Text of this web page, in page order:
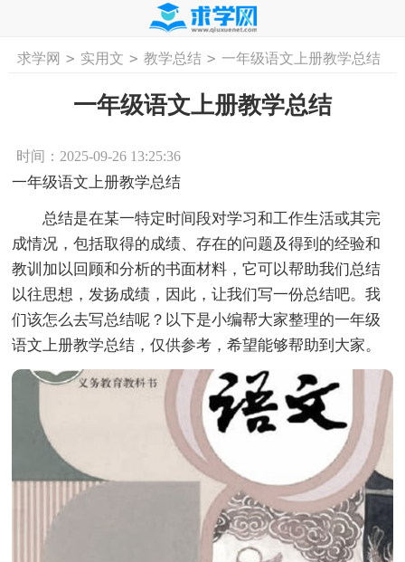
首页 工作计划 活动计划 学习计划
求学网 > 实用文 > 教学总结 > 一年级语文上册教学总结
一年级语文上册教学总结
时间：2025-09-26 13:25:36
一年级语文上册教学总结
总结是在某一特定时间段对学习和工作生活或其完
成情况，包括取得的成绩、存在的问题及得到的经验和
教训加以回顾和分析的书面材料，它可以帮助我们总结
以往思想，发扬成绩，因此，让我们写一份总结吧。我
们该怎么去写总结呢？以下是小编帮大家整理的一年级
语文上册教学总结，仅供参考，希望能够帮助到大家。